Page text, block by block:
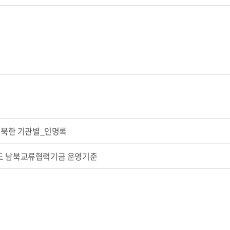
한 기관별_인명록
남북교류협력기금 운영기준